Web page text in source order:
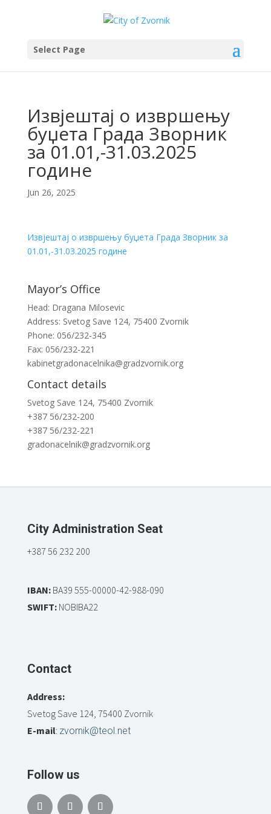
Select Page
Извјештај о извршењу
буџета Града Зворник
за 01.01,-31.03.2025
године
Jun 26, 2025
Извјештај о извршењу буџета Града Зворник за
01.01,-31.03.2025 године
Mayor’s Office
Head: Dragana Milosevic
Address: Svetog Save 124, 75400 Zvornik
Phone: 056/232-345
Fax: 056/232-221
kabinetgradonacelnika@gradzvornik.org
Contact details
Svetog Save 124, 75400 Zvornik
+387 56/232-200
+387 56/232-221
gradonacelnik@gradzvornik.org
City Administration Seat
+387 56 232 200
IBAN:BA39 555-00000-42-988-090
SWIFT:NOBIBA22
Contact
Address:
Svetog Save 124, 75400 Zvornik
E-mail: zvornik@teol.net
Follow us